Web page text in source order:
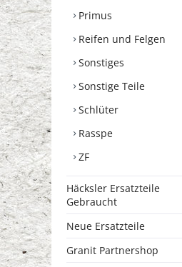
Primus
Reifen und Felgen
Sonstiges
Sonstige Teile
Schlüter
Rasspe
ZF
Häcksler Ersatzteile
Gebraucht
Neue Ersatzteile
Granit Partnershop